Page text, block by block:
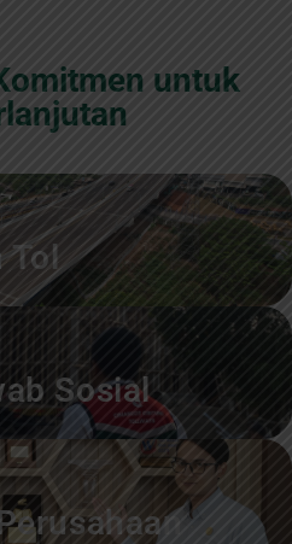
untuk
Tol
Sosial